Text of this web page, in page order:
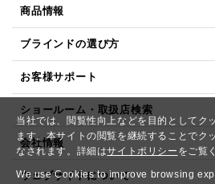
当社では、閲覧性向上などを目的としてク
ます。本サイトの閲覧を継続することでク
なされます。詳細はサイトポリシー をご覧
We use Cookies to improve browsing
商品情報
ブラインドの選び方
お客様サポート
ショールーム・取扱店検索
会社情報
ウェブサイトについて